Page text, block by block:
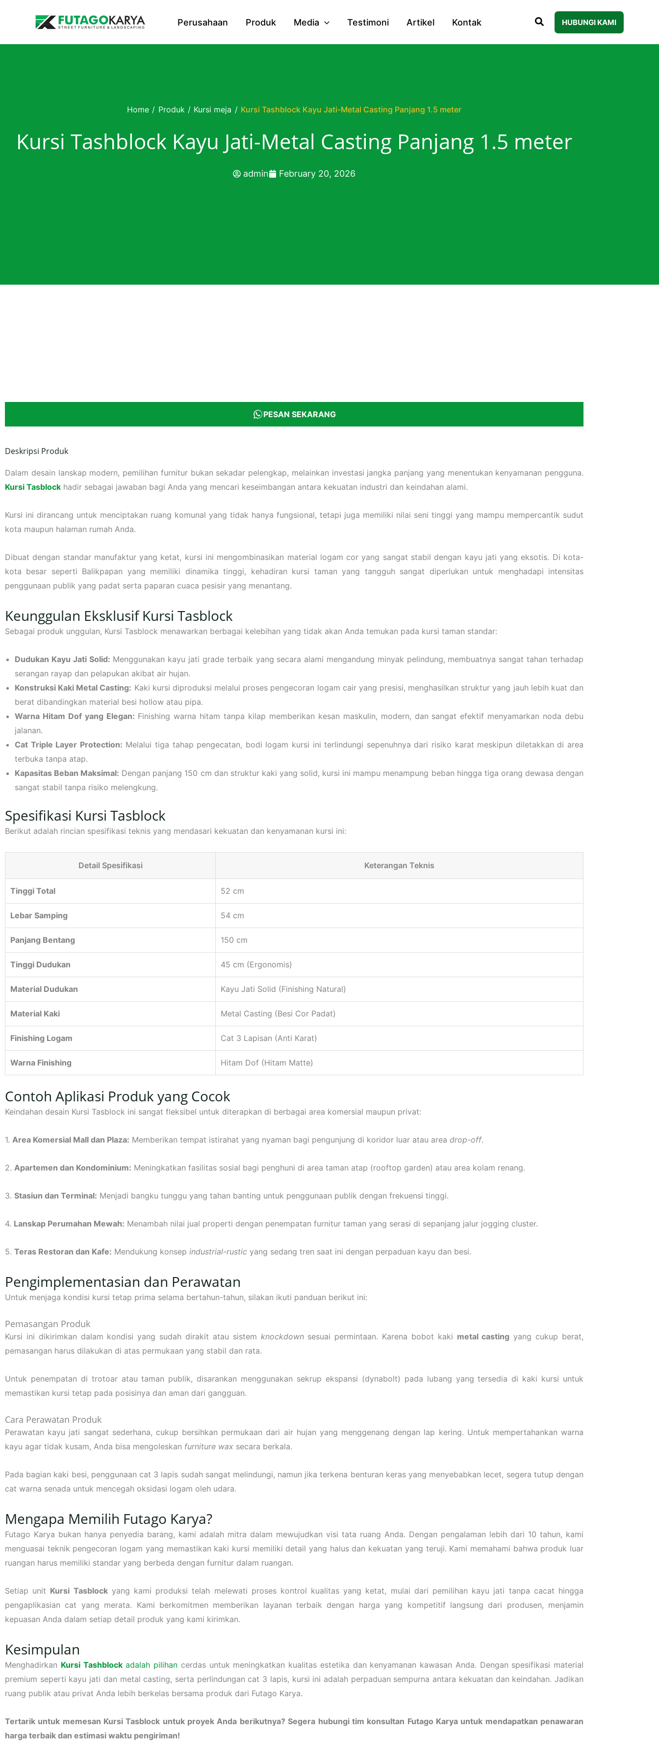
Perusahaan Produk Media Testimoni Artikel Kontak HUBUNGI KAMI
Home / Produk / Kursi meja / Kursi Tashblock Kayu Jati-Metal Casting Panjang 1.5 meter
Kursi Tashblock Kayu Jati-Metal Casting Panjang 1.5 meter
admin February 20, 2026
PESAN SEKARANG
Deskripsi Produk
Dalam desain lanskap modern, pemilihan furnitur bukan sekadar pelengkap, melainkan investasi jangka panjang yang menentukan kenyamanan pengguna.
Kursi Tasblock hadir sebagai jawaban bagi Anda yang mencari keseimbangan antara kekuatan industri dan keindahan alami.
Kursi ini dirancang untuk menciptakan ruang komunal yang tidak hanya fungsional, tetapi juga memiliki nilai seni tinggi yang mampu mempercantik sudut
kota maupun halaman rumah Anda.
Dibuat dengan standar manufaktur yang ketat, kursi ini mengombinasikan material logam cor yang sangat stabil dengan kayu jati yang eksotis. Di kota-
kota besar seperti Balikpapan yang memiliki dinamika tinggi, kehadiran kursi taman yang tangguh sangat diperlukan untuk menghadapi intensitas
penggunaan publik yang padat serta paparan cuaca pesisir yang menantang.
Keunggulan Eksklusif Kursi Tasblock
Sebagai produk unggulan, Kursi Tasblock menawarkan berbagai kelebihan yang tidak akan Anda temukan pada kursi taman standar:
Dudukan Kayu Jati Solid: Menggunakan kayu jati grade terbaik yang secara alami mengandung minyak pelindung, membuatnya sangat tahan terhadap
serangan rayap dan pelapukan akibat air hujan.
Konstruksi Kaki Metal Casting: Kaki kursi diproduksi melalui proses pengecoran logam cair yang presisi, menghasilkan struktur yang jauh lebih kuat dan
berat dibandingkan material besi hollow atau pipa.
Warna Hitam Dof yang Elegan: Finishing warna hitam tanpa kilap memberikan kesan maskulin, modern, dan sangat efektif menyamarkan noda debu
jalanan.
Cat Triple Layer Protection: Melalui tiga tahap pengecatan, bodi logam kursi ini terlindungi sepenuhnya dari risiko karat meskipun diletakkan di area
terbuka tanpa atap.
Kapasitas Beban Maksimal: Dengan panjang 150 cm dan struktur kaki yang solid, kursi ini mampu menampung beban hingga tiga orang dewasa dengan
sangat stabil tanpa risiko melengkung.
Spesifikasi Kursi Tasblock
Berikut adalah rincian spesifikasi teknis yang mendasari kekuatan dan kenyamanan kursi ini:
Detail Spesifikasi Keterangan Teknis
Tinggi Total 52 cm
Lebar Samping 54 cm
Panjang Bentang 150 cm
Tinggi Dudukan 45 cm (Ergonomis)
Material Dudukan Kayu Jati Solid (Finishing Natural)
Material Kaki Metal Casting (Besi Cor Padat)
Finishing Logam Cat 3 Lapisan (Anti Karat)
Warna Finishing Hitam Dof (Hitam Matte)
Contoh Aplikasi Produk yang Cocok
Keindahan desain Kursi Tasblock ini sangat fleksibel untuk diterapkan di berbagai area komersial maupun privat:
1. Area Komersial Mall dan Plaza: Memberikan tempat istirahat yang nyaman bagi pengunjung di koridor luar atau area drop-off.
2. Apartemen dan Kondominium: Meningkatkan fasilitas sosial bagi penghuni di area taman atap (rooftop garden) atau area kolam renang.
3. Stasiun dan Terminal: Menjadi bangku tunggu yang tahan banting untuk penggunaan publik dengan frekuensi tinggi.
4. Lanskap Perumahan Mewah: Menambah nilai jual properti dengan penempatan furnitur taman yang serasi di sepanjang jalur jogging cluster.
5. Teras Restoran dan Kafe: Mendukung konsep industrial-rustic yang sedang tren saat ini dengan perpaduan kayu dan besi.
Pengimplementasian dan Perawatan
Untuk menjaga kondisi kursi tetap prima selama bertahun-tahun, silakan ikuti panduan berikut ini:
Pemasangan Produk
Kursi ini dikirimkan dalam kondisi yang sudah dirakit atau sistem knockdownsesuai permintaan. Karena bobot kaki metal casting yang cukup berat,
pemasangan harus dilakukan di atas permukaan yang stabil dan rata.
Untuk penempatan di trotoar atau taman publik, disarankan menggunakan sekrup ekspansi (dynabolt) pada lubang yang tersedia di kaki kursi untuk
memastikan kursi tetap pada posisinya dan aman dari gangguan.
Cara Perawatan Produk
Perawatan kayu jati sangat sederhana, cukup bersihkan permukaan dari air hujan yang menggenang dengan lap kering. Untuk mempertahankan warna
kayu agar tidak kusam, Anda bisa mengoleskan furniture wax secara berkala.
Pada bagian kaki besi, penggunaan cat 3 lapis sudah sangat melindungi, namun jika terkena benturan keras yang menyebabkan lecet, segera tutup dengan
cat warna senada untuk mencegah oksidasi logam oleh udara.
Mengapa Memilih Futago Karya?
Futago Karya bukan hanya penyedia barang, kami adalah mitra dalam mewujudkan visi tata ruang Anda. Dengan pengalaman lebih dari 10 tahun, kami
menguasai teknik pengecoran logam yang memastikan kaki kursi memiliki detail yang halus dan kekuatan yang teruji. Kami memahami bahwa produk luar
ruangan harus memiliki standar yang berbeda dengan furnitur dalam ruangan.
Setiap unit Kursi Tasblockyang kami produksi telah melewati proses kontrol kualitas yang ketat, mulai dari pemilihan kayu jati tanpa cacat hingga
pengaplikasian cat yang merata. Kami berkomitmen memberikan layanan terbaik dengan harga yang kompetitif langsung dari produsen, menjamin
kepuasan Anda dalam setiap detail produk yang kami kirimkan.
Kesimpulan
Menghadirkan Kursi Tashblockadalah pilihan cerdas untuk meningkatkan kualitas estetika dan kenyamanan kawasan Anda. Dengan spesifikasi material
premium seperti kayu jati dan metal casting, serta perlindungan cat 3 lapis, kursi ini adalah perpaduan sempurna antara kekuatan dan keindahan. Jadikan
ruang publik atau privat Anda lebih berkelas bersama produk dari Futago Karya.
Tertarik untuk memesan Kursi Tasblock untuk proyek Anda berikutnya? Segera hubungi tim konsultan Futago Karya untuk mendapatkan penawaran
harga terbaik dan estimasi waktu pengiriman!